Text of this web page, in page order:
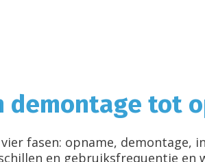
demontage tot
fasen: opname, demontage,
en gebruiksfrequentie en